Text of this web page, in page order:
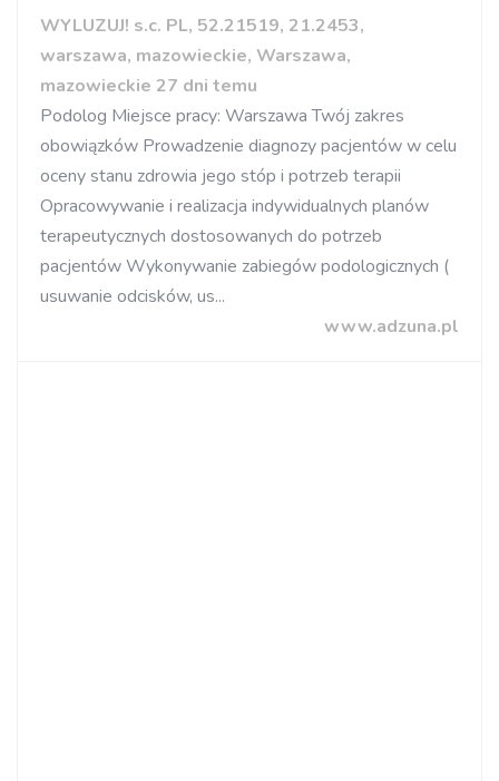
WYLUZUJ! s.c. PL, 52.21519, 21.2453,
warszawa, mazowieckie, Warszawa,
mazowieckie 27 dni temu
Podolog Miejsce pracy: Warszawa Twój zakres
obowiązków Prowadzenie diagnozy pacjentów w celu
oceny stanu zdrowia jego stóp i potrzeb terapii
Opracowywanie i realizacja indywidualnych planów
terapeutycznych dostosowanych do potrzeb
pacjentów Wykonywanie zabiegów podologicznych (
usuwanie odcisków, us...
www.adzuna.pl